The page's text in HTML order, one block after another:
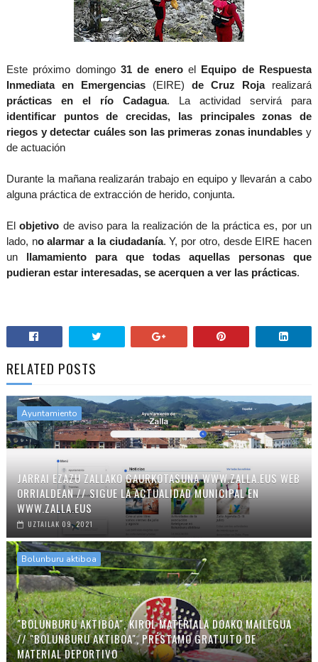
Este próximo domingo 31 de eneroel Equipo de Respuesta
Inmediata en Emergencias(EIRE)de Cruz Rojarealizará
prácticas en el río Cadagua. La actividad servirá para
identificar puntos de crecidas, las principales zonas de
riegos y detectar cuáles son las primeras zonas inundables y
de actuación
Durante la mañana realizarán trabajo en equipo y llevarán a cabo
alguna práctica de extracción de herido, conjunta.
Elobjetivo de aviso para la realización de la práctica es, por un
lado, no alarmar a la ciudadanía. Y, por otro, desde EIRE hacen
un llamamiento para que todas aquellas personas que
pudieran estar interesadas, se acerquen a ver las prácticas.
RELATED POSTS
Ayuntamiento
JARRAI EZAZU ZALLAKO GAURKOTASUNA WWW.ZALLA.EUS WEB
ORRIALDEAN // SIGUE LA ACTUALIDAD MUNICIPAL EN
WWW.ZALLA.EUS
UZTAILAK 09, 2021
Bolunburu aktiboa
"BOLUNBURU AKTIBOA", KIROL MATERIALA DOAKO MAILEGUA
// "BOLUNBURU AKTIBOA", PRÉSTAMO GRATUITO DE
MATERIAL DEPORTIVO